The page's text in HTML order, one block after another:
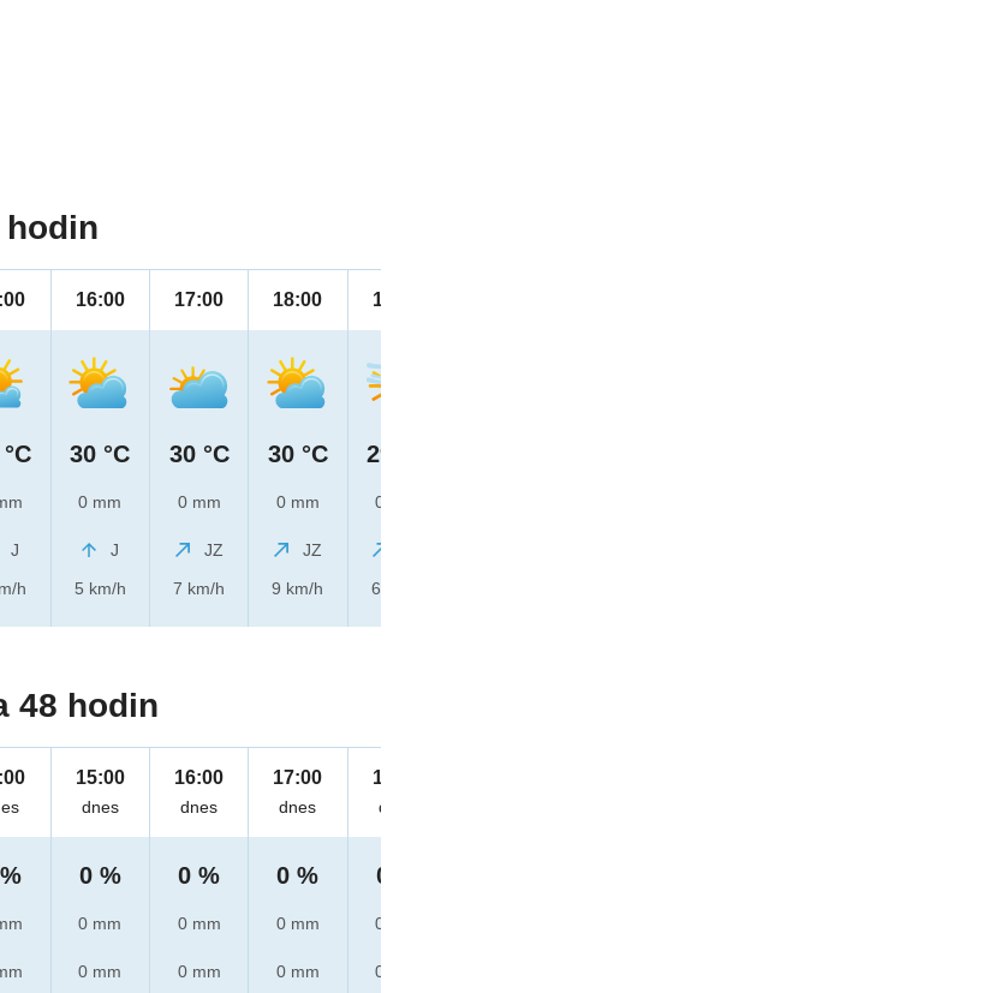
J
h
16:00
30 °C
0 mm
J
5 km/h
17:00
30 °C
0 mm
JZ
7 km/h
18:00
30 °C
0 mm
JZ
9 km/h
19:00
29 °C
0 mm
6 km/h
48 hodin
15:00
dnes
0 %
0 mm
0 mm
16:00
dnes
0 %
0 mm
0 mm
17:00
dnes
0 %
0 mm
0 mm
18:00
dnes
0 %
0 mm
0 mm